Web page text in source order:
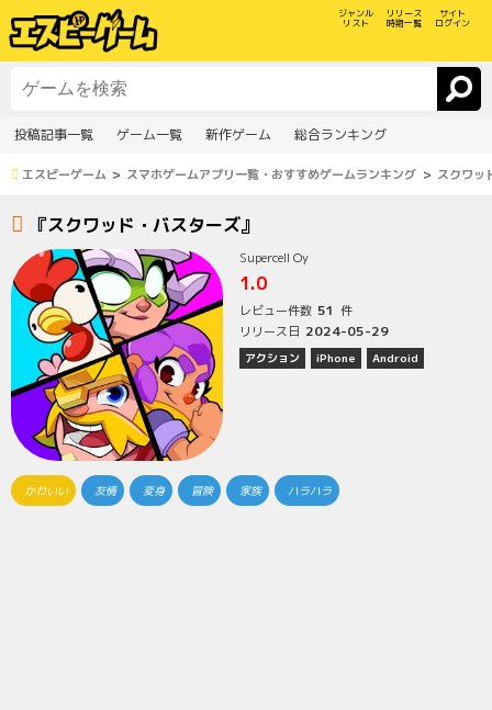
ジャンル
リスト
リリース
時期一覧
サイト
ログイン
投稿記事一覧 ゲーム一覧 新作ゲーム 総合ランキング
エスピーゲーム スマホゲームアプリ一覧・おすすめゲームランキング スクワッ
『スクワッド・バスターズ』
Supercell Oy
1.0
レビュー件数 51 件
リリース日 2024-05-29
アクション iPhone Android
かわいい 友情 変身 冒険 家族 ハラハラ